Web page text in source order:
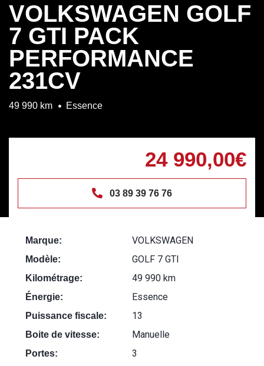
VOLKSWAGEN GOLF
7 GTI PACK
PERFORMANCE
231CV
49 990 km Essence
24 990,00€
03 89 39 76 76
Marque: VOLKSWAGEN
Modèle: GOLF 7 GTI
Kilométrage: 49 990 km
Énergie: Essence
Puissance fiscale: 13
Boite de vitesse: Manuelle
Portes: 3